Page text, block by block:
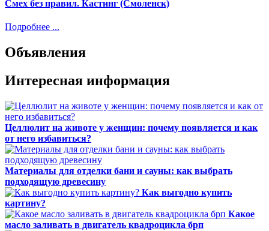
Смех без правил. Кастинг (Смоленск)
Подробнее ...
Объявления
Интересная информация
Целлюлит на животе у женщин: почему появляется и как
от него избавиться?
Материалы для отделки бани и сауны: как выбрать
подходящую древесину
Как выгодно купить
картину?
Какое
масло заливать в двигатель квадроцикла брп